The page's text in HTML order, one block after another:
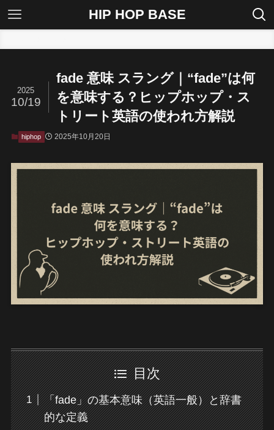
HIP HOP BASE
fade 意味 スラング｜“fade”は何
を意味する？ヒップホップ・ス
トリート英語の使われ方解説
2025
10/19
hiphop 2025年10月20日
目次
「fade」の基本意味（英語一般）と辞書
的な定義